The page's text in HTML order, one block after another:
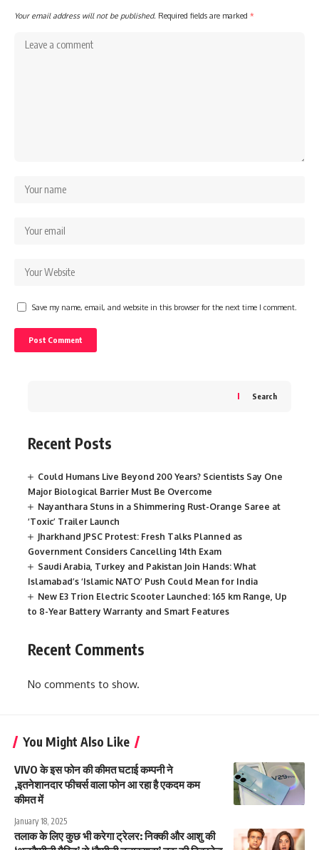
Your email address will not be published. Required fields are marked *
Save my name, email, and website in this browser for the next time I comment.
Search
Recent Posts
Could Humans Live Beyond 200 Years? Scientists Say One
Major Biological Barrier Must Be Overcome
Nayanthara Stuns in a Shimmering Rust-Orange Saree at
‘Toxic’ Trailer Launch
Jharkhand JPSC Protest: Fresh Talks Planned as
Government Considers Cancelling 14th Exam
Saudi Arabia, Turkey and Pakistan Join Hands: What
Islamabad’s ‘Islamic NATO’ Push Could Mean for India
New E3 Trion Electric Scooter Launched: 165 km Range, Up
to 8-Year Battery Warranty and Smart Features
Recent Comments
No comments to show.
You Might Also Like
VIVO के इस फोन की कीमत घटाई कम्पनी ने
,इतनेशानदार फीचर्स वाला फोन आ रहा है एकदम कम
कीमत में
January 18, 2025
तलाक के लिए कुछ भी करेगा ट्रेलर: निक्की और आशु की